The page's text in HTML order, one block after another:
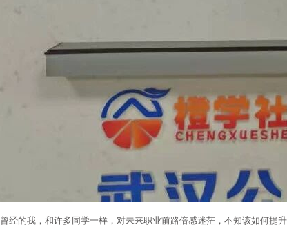
曾经的我，和许多同学一样，对未来职业前路倍感迷茫，不知该如何提